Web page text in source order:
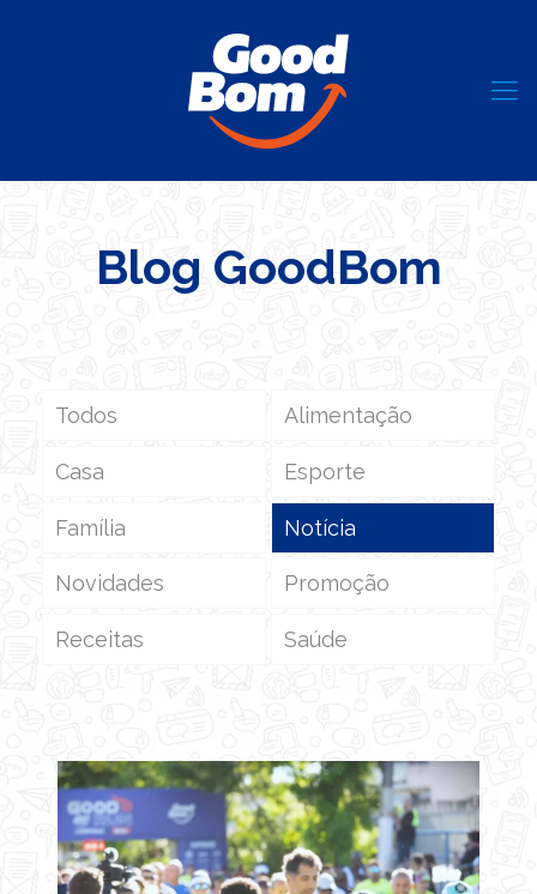
Blog GoodBom
Todos Alimentação
Casa Esporte
Família Notícia
Novidades Promoção
Receitas Saúde